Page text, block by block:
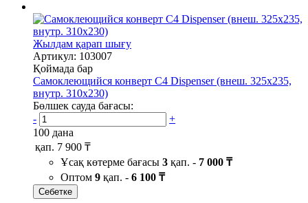
Жылдам қарап шығу
Артикул: 103007
Қоймада бар
Самоклеющийся конверт С4 Dispenser (внеш. 325х235,
внутр. 310х230)
Бөлшек сауда бағасы:
-
+
100 дана
қап. 7 900 ₸
Ұсақ көтерме бағасы 3 қап. - 7 000 ₸
Оптом 9 қап. - 6 100 ₸
Себетке